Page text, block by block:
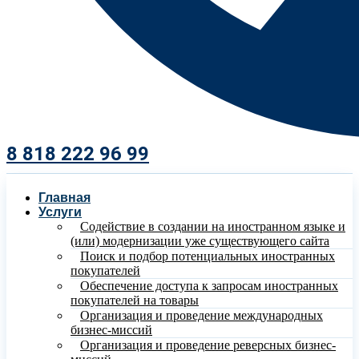
8 818 222 96 99​
Главная
Услуги
Содействие в создании на иностранном языке и
(или) модернизации уже существующего сайта
Поиск и подбор потенциальных иностранных
покупателей
Обеспечение доступа к запросам иностранных
покупателей на товары
Организация и проведение международных
бизнес-миссий
Организация и проведение реверсных бизнес-